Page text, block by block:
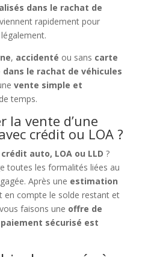
dans le rachat de
rapidement pour
, accidenté ou sans carte
le rachat de véhicules
vente simple et
temps.
la vente d’une
crédit ou LOA ?
crédit auto, LOA ou LLD ?
toutes les formalités liées au
Après une estimation
en compte le solde restant et
faisons une offre de
paiement sécurisé est